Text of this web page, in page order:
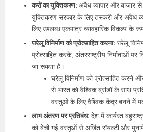
करों का युक्तिकरण: अवैध व्यापार और बाजार से
युक्तिकरण सरकार के लिए तस्करी और अवैध
लिए उपलब्ध एकमात्र व्यावहारिक विकल्प के
घरेलू विनिर्माण को प्रोत्साहित करना: घरेलू
प्रोत्साहित करके, अंतरराष्ट्रीय निर्माताओं पर
जा सकता है।
घरेलू विनिर्माण को प्रोत्साहित करने
से भारत को वैश्विक ब्रांडों के साथ
वस्तुओं के लिए वैश्विक केंद्र बनने में
लाभ अंतरण पर प्रतिबंध: देश में कार्यरत
को बेची गई वस्तुओं से अर्जित रॉयल्टी और